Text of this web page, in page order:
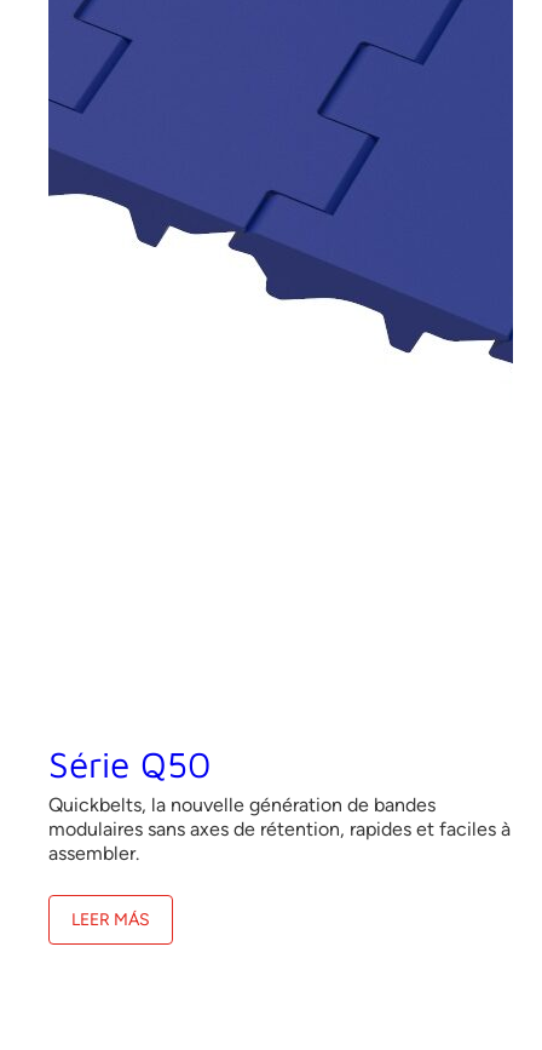
Série Q50
Quickbelts, la nouvelle génération de bandes
modulaires sans axes de rétention, rapides et faciles à
assembler.
LEER MÁS